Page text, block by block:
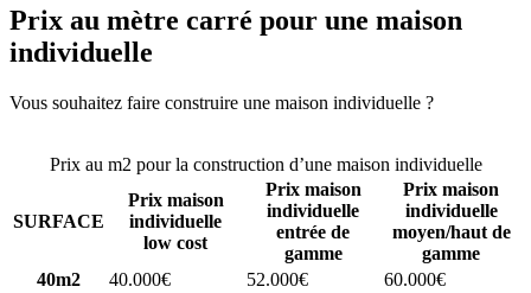
Prix au mètre carré pour une maison
individuelle
Vous souhaitez faire construire une maison individuelle ?
Prix au m2 pour la construction d’une maison individuelle
SURFACE
Prix maison
individuelle
low cost
Prix maison
individuelle
entrée de
gamme
Prix maison
individuelle
moyen/haut de
gamme
40m2
40.000€ 52.000€
60.000€